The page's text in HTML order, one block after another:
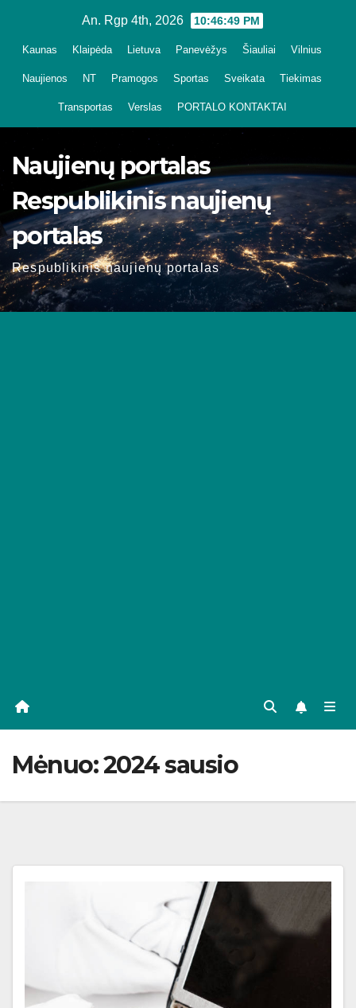
An. Rgp 4th, 2026 10:46:50 PM
Kaunas Klaipėda Lietuva Panevėžys Šiauliai Vilnius
Naujienos NT Pramogos Sportas Sveikata Tiekimas
Transportas Verslas PORTALO KONTAKTAI
Naujienų portalas
Respublikinis naujienų
portalas
Respublikinis naujienų portalas
Mėnuo:2024 sausio